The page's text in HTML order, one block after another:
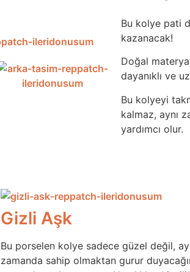
Bu kolye pati
kazanacak!
Doğal
dayanıklı ve
Bu kolyeyi
kalmaz, aynı
yardımcı olur.
Gizli Aşk
Bu porselen kolye sadece güzel değil,
zamanda sahip olmaktan gurur